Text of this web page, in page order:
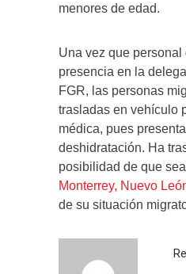
menores de edad.
Una vez que personal
presencia en la
FGR, las personas
trasladas en vehículo
médica, pues
deshidratación. Ha
posibilidad de que
Monterrey, Nuevo
de su situación